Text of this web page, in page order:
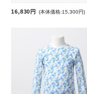
16,830円 (本体価格:15,300円)